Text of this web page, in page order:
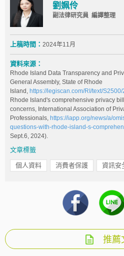
劉姵伶
副法律研究員 編譯整理
上稿時間： 2024年11月
資料來源：
Rhode Island Data Transparency and
General Assembly, State of Rhode
Island, https://legiscan.com/RI/text/
Rhode Island's comprehensive privacy
concerns, International Association of
Professionals, https://iapp.org/news/a/
questions-with-rhode-island-s-
Sept.6, 2024).
文章標籤
個人資料 消費者保護 資訊安
推薦